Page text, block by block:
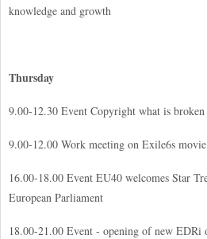
knowledge and growth
Thursday
9.00-12.30 Event Copyright what is
9.00-12.00 Work meeting on Exile6s movie
16.00-18.00 Event EU40 welcomes Star
European Parliament
18.00-21.00 Event - opening of new EDRi